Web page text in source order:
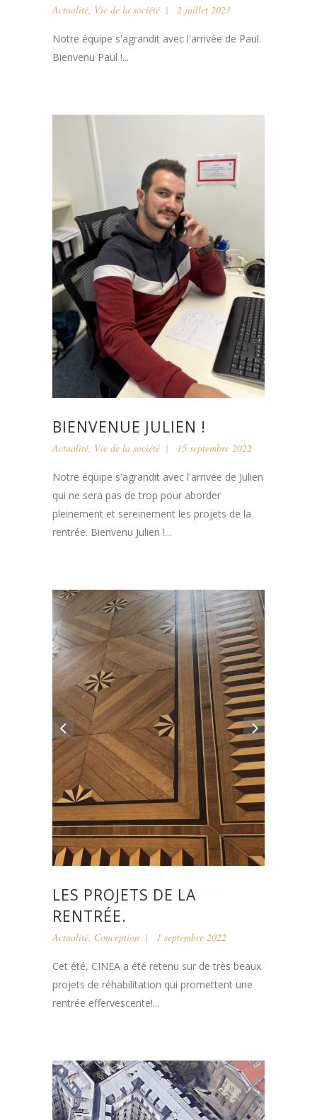
Actualité Vie de la société 2 juillet 2023
Notre équipe s'agrandit avec l'arrivée de Paul.
Bienvenu Paul !...
BIENVENUE JULIEN !
Actualité, Vie de la société 15 septembre 2022
Notre équipe s'agrandit avec l'arrivée de Julien
qui ne sera pas de trop pour aborder
pleinement et sereinement les projets de la
rentrée. Bienvenu Julien !...
LES PROJETS DE LA
RENTRÉE.
Actualité, Conception 1 septembre 2022
Cet été, CINEA a été retenu sur de très beaux
projets de réhabilitation qui promettent une
rentrée effervescente!...